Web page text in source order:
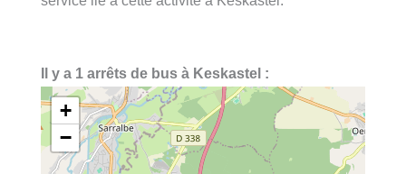
Il y a 1 arrêts de bus à Keskastel :
+
−